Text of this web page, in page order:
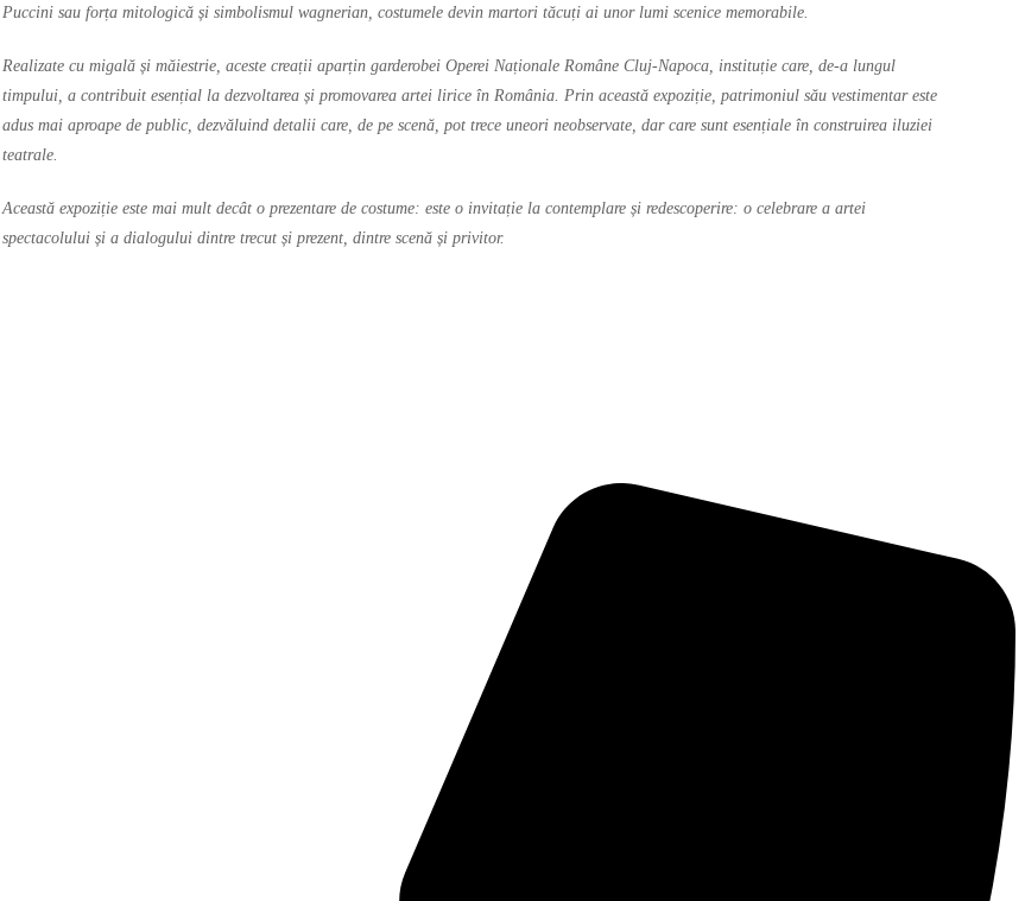
Puccini sau forța mitologică și simbolismul wagnerian, costumele devin martori tăcuți ai unor lumi scenice memorabile.
Realizate cu migală și măiestrie, aceste creații aparțin garderobei Operei Naționale Române Cluj-Napoca, instituție care, de-a lungul
timpului, a contribuit esențial la dezvoltarea și promovarea artei lirice în România. Prin această expoziție, patrimoniul său vestimentar este
adus mai aproape de public, dezvăluind detalii care, de pe scenă, pot trece uneori neobservate, dar care sunt esențiale în construirea iluziei
teatrale.
Această expoziție este mai mult decât o prezentare de costume: este o invitație la contemplare și redescoperire: o celebrare a artei
spectacolului și a dialogului dintre trecut și prezent, dintre scenă și privitor.